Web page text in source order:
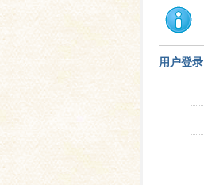
用户登录